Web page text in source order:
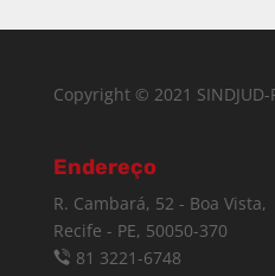
Copyright © 2021 SINDJUD-
Endereço
R. Cambará, 52 - Boa Vista,
Recife - PE, 50050-370
81 3221-6748